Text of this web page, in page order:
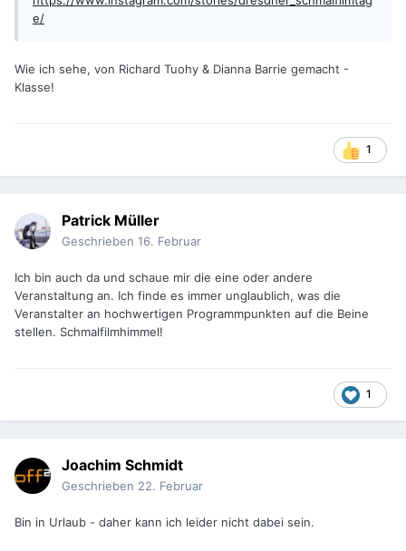
e/
Wie ich sehe, von Richard Tuohy & Dianna Barrie gemacht -
Klasse!
1
Patrick Müller
Geschrieben 16. Februar
Ich bin auch da und schaue mir die eine oder andere
Veranstaltung an. Ich finde es immer unglaublich, was die
Veranstalter an hochwertigen Programmpunkten auf die Beine
stellen. Schmalfilmhimmel!
1
Joachim Schmidt
Geschrieben 22. Februar
Bin in Urlaub - daher kann ich leider nicht dabei sein.